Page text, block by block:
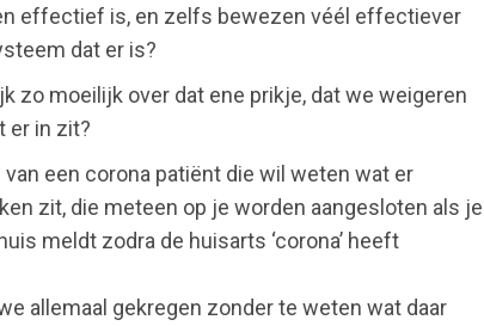
effectief is, en zelfs bewezen véél effectiever
dat er is?
zo moeilijk over dat ene prikje, dat we weigeren
er in zit?
een corona patiënt die wil weten wat er
zit, die meteen op je worden aangesloten als je
meldt zodra de huisarts ‘corona’ heeft
allemaal gekregen zonder te weten wat daar